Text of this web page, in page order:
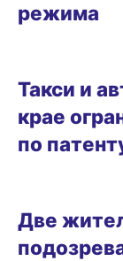
режима
Такси и
крае
по
Две